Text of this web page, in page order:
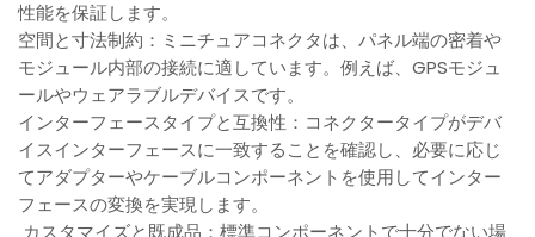
性能を保証します。
空間と寸法制約：ミニチュアコネクタは、パネル端の密着や
モジュール内部の接続に適しています。例えば、GPSモジュ
ールやウェアラブルデバイスです。
インターフェースタイプと互換性：コネクタータイプがデバ
イスインターフェースに一致することを確認し、必要に応じ
てアダプターやケーブルコンポーネントを使用してインター
フェースの変換を実現します。
カスタマイズと既成品：標準コンポーネントで十分でない場